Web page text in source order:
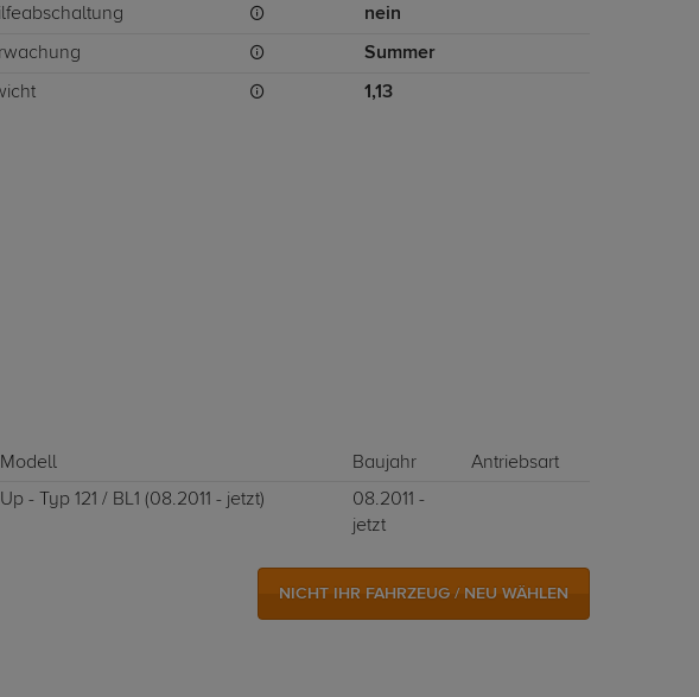
nein
Summer
1,13
Modell Baujahr
Antriebsart
Up - Typ 121 / BL1 (08.2011 - jetzt)
08.2011 -
jetzt
NICHT IHR FAHRZEUG / NEU WÄHLEN